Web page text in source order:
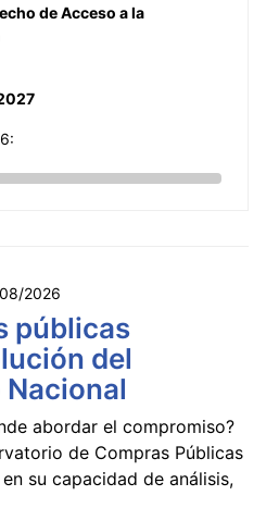
de Acceso a la
2026
públicas
del
abordar el compromiso?
de Compras Públicas
su capacidad de análisis,